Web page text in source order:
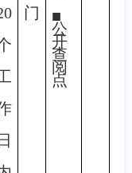
日
门
■
公
开
查
阅
点